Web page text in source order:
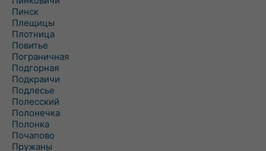
Пинск
Плещицы
Плотница
Повитье
Пограничная
Подгорная
Подкраичи
Подлесье
Полесский
Полонечка
Полонка
Почапово
Пружаны